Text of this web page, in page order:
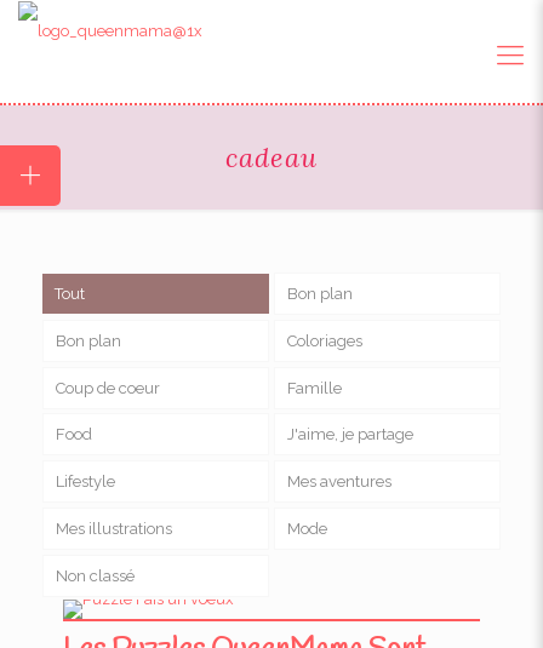
cadeau
Tout Bon plan
Bon plan Coloriages
Coup de coeur Famille
Food J'aime, je partage
Lifestyle Mes aventures
Mes illustrations Mode
Non classé